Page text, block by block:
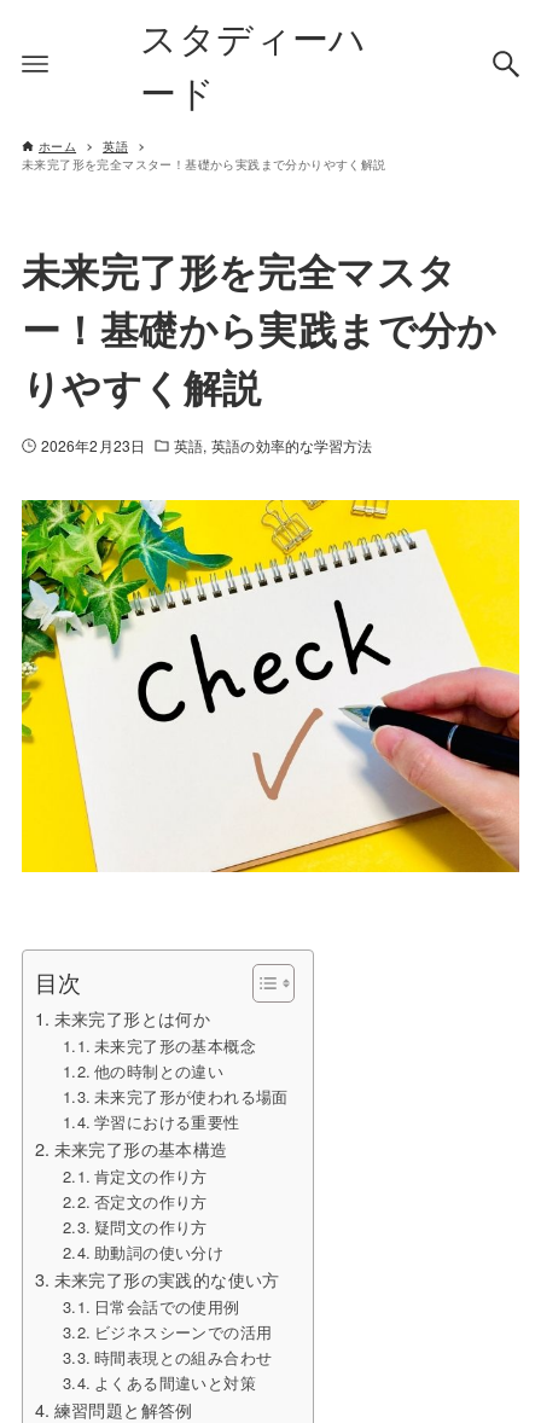
スタディーハ
ード
ホーム
英語
未来完了形を完全マスター！基礎から実践まで分かりやすく解説
未来完了形を完全マスタ
ー！基礎から実践まで分か
りやすく解説
2026年2月23日 英語 英語の効率的な学習方法
目次
未来完了形とは何か
未来完了形の基本概念
他の時制との違い
未来完了形が使われる場面
学習における重要性
未来完了形の基本構造
肯定文の作り方
否定文の作り方
疑問文の作り方
助動詞の使い分け
未来完了形の実践的な使い方
日常会話での使用例
ビジネスシーンでの活用
時間表現との組み合わせ
よくある間違いと対策
練習問題と解答例